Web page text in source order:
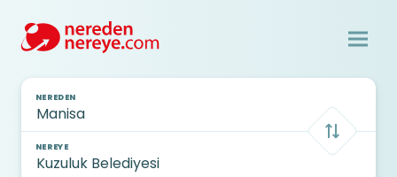
NEREDEN
NEREYE